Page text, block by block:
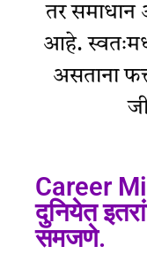
तर समाधान
आहे.
असताना
Career
दुनियेत
समजणे.